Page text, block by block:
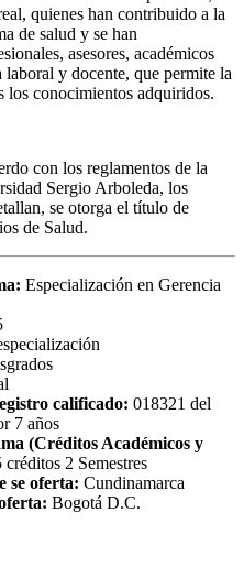
quienes han contribuido a la
de salud y se han
asesores, académicos
y docente, que permite la
conocimientos adquiridos.
con los reglamentos de la
Sergio Arboleda, los
se otorga el título de
de Salud.
Especialización en Gerencia
calificado: 018321 del
7 años
(Créditos Académicos y
créditos 2 Semestres
se oferta: Cundinamarca
Bogotá D.C.